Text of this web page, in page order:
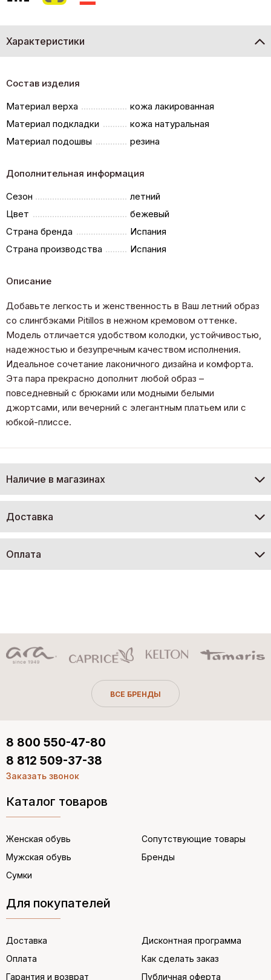
Характеристики
Состав изделия
Материал верха
кожа лакированная
Материал подкладки
кожа натуральная
Материал подошвы
резина
Дополнительная информация
Сезон
летний
Цвет
бежевый
Страна бренда
Испания
Страна производства
Испания
Описание
Добавьте легкость и женственность в Ваш летний образ
со слингбэками Pitillos в нежном кремовом оттенке.
Модель отличается удобством колодки, устойчивостью,
надежностью и безупречным качеством исполнения.
Идеальное сочетание лаконичного дизайна и комфорта.
Эта пара прекрасно дополнит любой образ –
повседневный с брюками или модными белыми
джортсами, или вечерний с элегантным платьем или с
юбкой-плиссе.
Наличие в магазинах
Доставка
Оплата
ВСЕ БРЕНДЫ
Каталог товаров
Женская обувь
Мужская обувь
Сумки
Сопутствующие товары
Бренды
Для покупателей
Доставка
Оплата
Гарантия и возврат
Дисконтная программа
Как сделать заказ
Публичная оферта
8 800 550-47-80
8 812 509-37-38
Заказать звонок